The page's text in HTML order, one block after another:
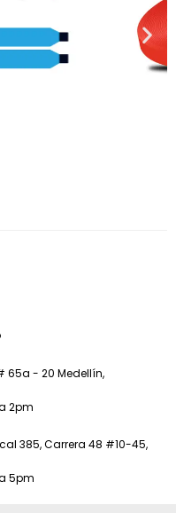
65a - 20 Medellín,
2pm
385, Carrera 48 #10-45,
5pm